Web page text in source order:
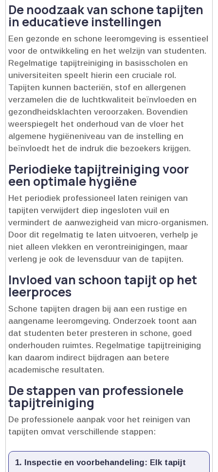
De noodzaak van schone tapijten
in educatieve instellingen
Een gezonde en schone leeromgeving is essentieel
voor de ontwikkeling en het welzijn van studenten.​
Regelmatige tapijtreiniging in basisscholen en
universiteiten speelt hierin een cruciale rol.​
Tapijten kunnen bacteriën, stof en allergenen
verzamelen die de luchtkwaliteit beïnvloeden en
gezondheidsklachten veroorzaken.​ Bovendien
weerspiegelt het onderhoud van de vloer het
algemene hygiëneniveau van de instelling en
beïnvloedt het de indruk die bezoekers krijgen.​
Periodieke tapijtreiniging voor
een optimale hygiëne
Het periodiek professioneel laten reinigen van
tapijten verwijdert diep ingesloten vuil en
vermindert de aanwezigheid van micro-organismen.​
Door dit regelmatig te laten uitvoeren, verhelp je
niet alleen vlekken en verontreinigingen, maar
verleng je ook de levensduur van de tapijten.​
Invloed van schoon tapijt op het
leerproces
Schone tapijten dragen bij aan een rustige en
aangename leeromgeving.​ Onderzoek toont aan
dat studenten beter presteren in schone, goed
onderhouden ruimtes.​ Regelmatige tapijtreiniging
kan daarom indirect bijdragen aan betere
academische resultaten.​
De stappen van professionele
tapijtreiniging
De professionele aanpak voor het reinigen van
tapijten omvat verschillende stappen:
Inspectie en voorbehandeling: Elk tapijt